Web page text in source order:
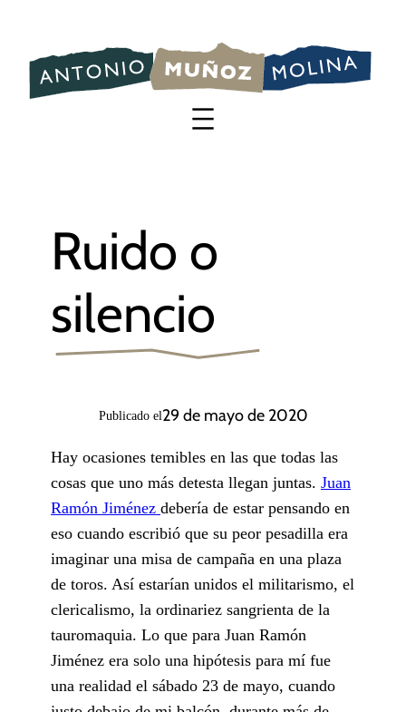
contenido
Ruido o
silencio
Publicado el29 de mayo de 2020
Hay ocasiones temibles en las que todas las
cosas que uno más detesta llegan juntas. Juan
Ramón Jiménez debería de estar pensando en
eso cuando escribió que su peor pesadilla era
imaginar una misa de campaña en una plaza
de toros. Así estarían unidos el militarismo, el
clericalismo, la ordinariez sangrienta de la
tauromaquia. Lo que para Juan Ramón
Jiménez era solo una hipótesis para mí fue
una realidad el sábado 23 de mayo, cuando